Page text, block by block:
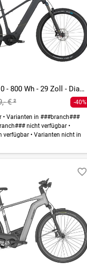
E-Revox Sport 10 - 800 Wh - 29 Zoll - Diamant
€² -40%
•Varianten in ###branch###
nicht verfügbar •
verfügbar •Varianten nicht in